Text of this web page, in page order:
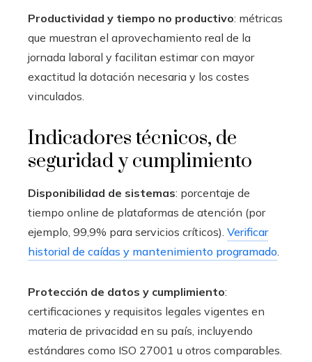
Productividad y tiempo no productivo: métricas
que muestran el aprovechamiento real de la
jornada laboral y facilitan estimar con mayor
exactitud la dotación necesaria y los costes
vinculados.
Indicadores técnicos, de
seguridad y cumplimiento
Disponibilidad de sistemas: porcentaje de
tiempo online de plataformas de atención (por
ejemplo, 99,9% para servicios críticos). Verificar
historial de caídas y mantenimiento programado.
Protección de datos y cumplimiento:
certificaciones y requisitos legales vigentes en
materia de privacidad en su país, incluyendo
estándares como ISO 27001 u otros comparables.